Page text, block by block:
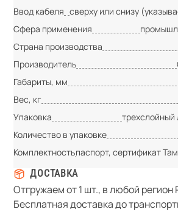
Ввод кабеля сверху или снизу
Сфера применения
Страна производства
Производитель
Габариты, мм
Вес, кг
Упаковка
трехслойный
Количество в упаковке
Комплектностьпаспорт, сертификат
ДОСТАВКА
Отгружаем от 1 шт., в любой регион
Бесплатная доставка до